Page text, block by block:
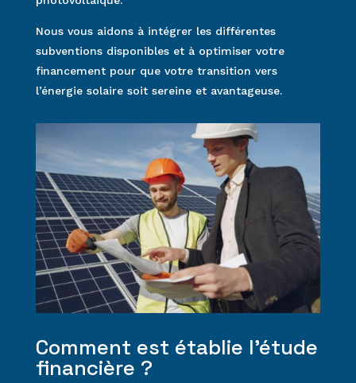
Nous vous aidons à intégrer les différentes
subventions disponibles et à optimiser votre
financement pour que votre transition vers
l’énergie solaire soit sereine et avantageuse.
Comment est établie l’étude
financière ?